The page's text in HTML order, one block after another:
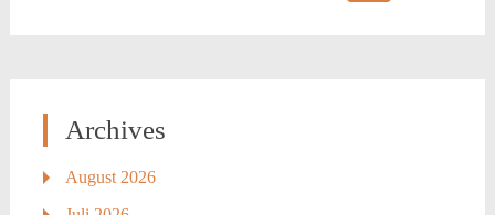
Archives
August 2026